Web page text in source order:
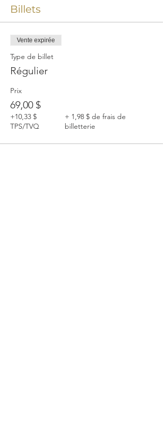
Billets
Vente expirée
Type de billet
Régulier
Prix
69,00 $
+10,33 $
TPS/TVQ
+ 1,98 $ de frais de
billetterie